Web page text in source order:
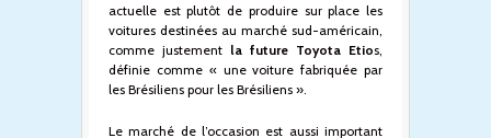
actuelle est plutôt de produire sur place les
voitures destinées au marché sud-américain,
comme justement la future Toyota Etios,
définie comme « une voiture fabriquée par
les Brésiliens pour les Brésiliens ».
Le marché de l’occasion est aussi important